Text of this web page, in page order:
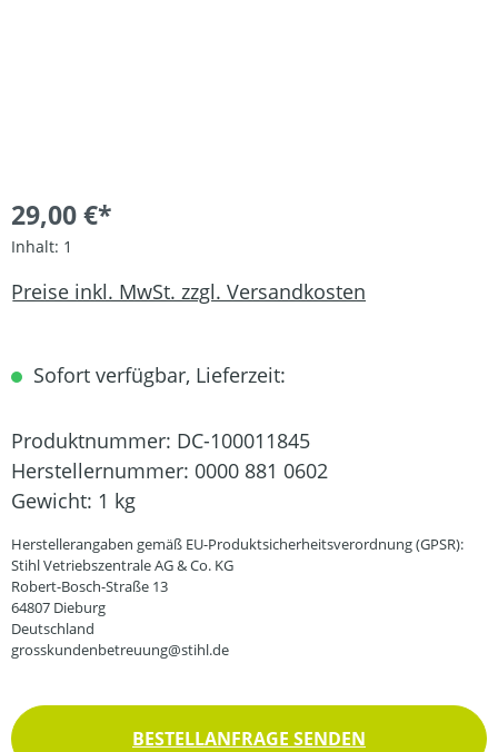
29,00 €*
Inhalt: 1
Preise inkl. MwSt. zzgl. Versandkosten
Sofort verfügbar, Lieferzeit:
Produktnummer: DC-100011845
Herstellernummer: 0000 881 0602
Gewicht: 1 kg
Herstellerangaben gemäß EU-Produktsicherheitsverordnung (GPSR):
Stihl Vetriebszentrale AG & Co. KG
Robert-Bosch-Straße 13
64807 Dieburg
Deutschland
grosskundenbetreuung@stihl.de
BESTELLANFRAGE SENDEN